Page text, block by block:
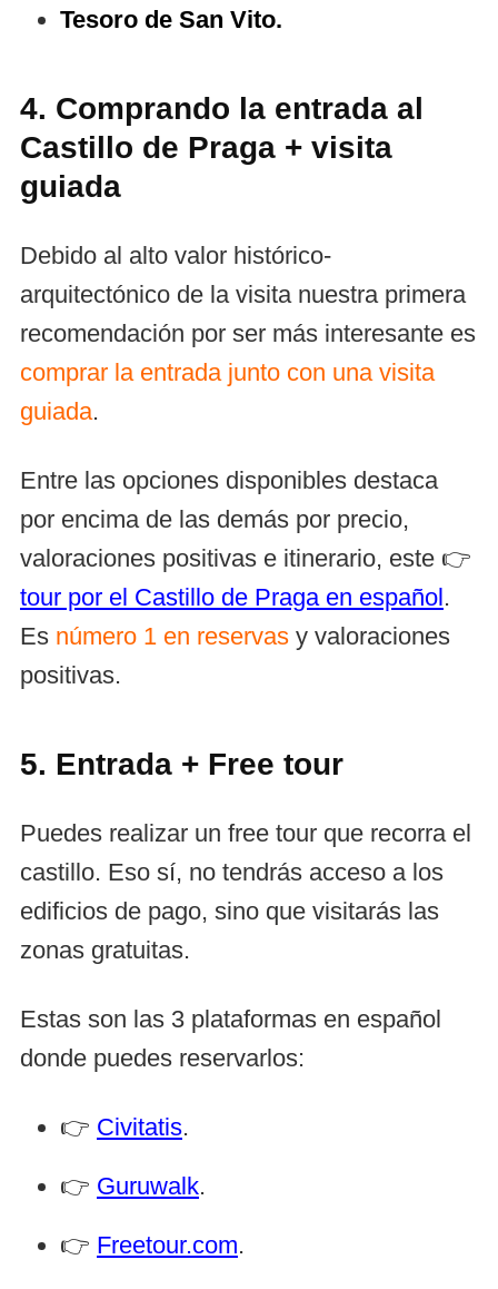
Tesoro de San Vito.
4. Comprando la entrada al
Castillo de Praga + visita
guiada
Debido al alto valor histórico-
arquitectónico de la visita nuestra primera
recomendación por ser más interesante es
comprar la entrada junto con una visita
guiada.
Entre las opciones disponibles destaca
por encima de las demás por precio,
valoraciones positivas e itinerario, este 👉
tour por el Castillo de Praga en español .
Es número 1 en reservas y valoraciones
positivas.
5. Entrada + Free tour
Puedes realizar un free tour que recorra el
castillo. Eso sí, no tendrás acceso a los
edificios de pago, sino que visitarás las
zonas gratuitas.
Estas son las 3 plataformas en español
donde puedes reservarlos:
👉 Civitatis.
👉 Guruwalk.
👉 Freetour.com.